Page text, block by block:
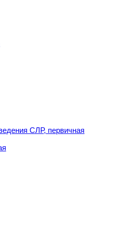
СЛР, первичная